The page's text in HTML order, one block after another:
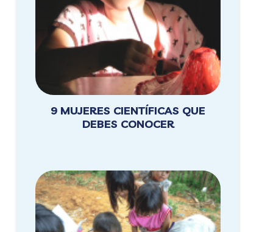
9 MUJERES CIENTÍFICAS QUE
DEBES CONOCER